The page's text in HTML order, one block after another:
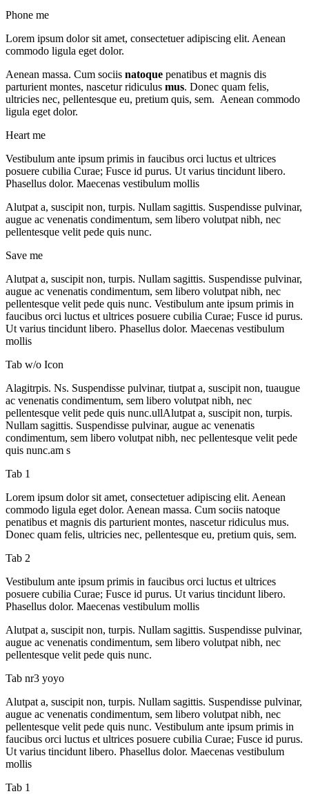
Phone me
Lorem ipsum dolor sit amet, consectetuer adipiscing elit. Aenean
commodo ligula eget dolor.
Aenean massa. Cum sociis natoque penatibus et magnis dis
parturient montes, nascetur ridiculus mus. Donec quam felis,
ultricies nec, pellentesque eu, pretium quis, sem. Aenean commodo
ligula eget dolor.
Heart me
Vestibulum ante ipsum primis in faucibus orci luctus et ultrices
posuere cubilia Curae; Fusce id purus. Ut varius tincidunt libero.
Phasellus dolor. Maecenas vestibulum mollis
Alutpat a, suscipit non, turpis. Nullam sagittis. Suspendisse pulvinar,
augue ac venenatis condimentum, sem libero volutpat nibh, nec
pellentesque velit pede quis nunc.
Save me
Alutpat a, suscipit non, turpis. Nullam sagittis. Suspendisse pulvinar,
augue ac venenatis condimentum, sem libero volutpat nibh, nec
pellentesque velit pede quis nunc. Vestibulum ante ipsum primis in
faucibus orci luctus et ultrices posuere cubilia Curae; Fusce id purus.
Ut varius tincidunt libero. Phasellus dolor. Maecenas vestibulum
mollis
Tab w/o Icon
Alagitrpis. Ns. Suspendisse pulvinar, tiutpat a, suscipit non, tuaugue
ac venenatis condimentum, sem libero volutpat nibh, nec
pellentesque velit pede quis nunc.ullAlutpat a, suscipit non, turpis.
Nullam sagittis. Suspendisse pulvinar, augue ac venenatis
condimentum, sem libero volutpat nibh, nec pellentesque velit pede
quis nunc.am s
Tab 1
Lorem ipsum dolor sit amet, consectetuer adipiscing elit. Aenean
commodo ligula eget dolor. Aenean massa. Cum sociis natoque
penatibus et magnis dis parturient montes, nascetur ridiculus mus.
Donec quam felis, ultricies nec, pellentesque eu, pretium quis, sem.
Tab 2
Vestibulum ante ipsum primis in faucibus orci luctus et ultrices
posuere cubilia Curae; Fusce id purus. Ut varius tincidunt libero.
Phasellus dolor. Maecenas vestibulum mollis
Alutpat a, suscipit non, turpis. Nullam sagittis. Suspendisse pulvinar,
augue ac venenatis condimentum, sem libero volutpat nibh, nec
pellentesque velit pede quis nunc.
Tab nr3 yoyo
Alutpat a, suscipit non, turpis. Nullam sagittis. Suspendisse pulvinar,
augue ac venenatis condimentum, sem libero volutpat nibh, nec
pellentesque velit pede quis nunc. Vestibulum ante ipsum primis in
faucibus orci luctus et ultrices posuere cubilia Curae; Fusce id purus.
Ut varius tincidunt libero. Phasellus dolor. Maecenas vestibulum
mollis
Tab 1